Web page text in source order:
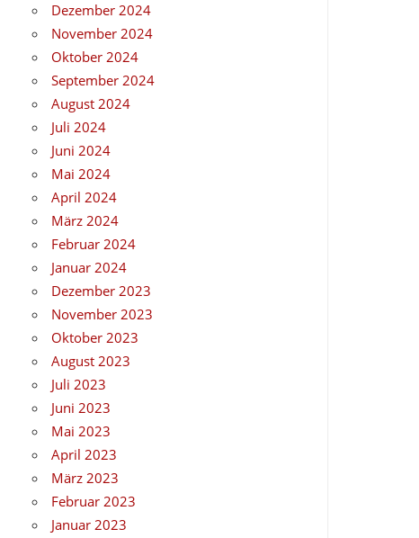
Dezember 2024
November 2024
Oktober 2024
September 2024
August 2024
Juli 2024
Juni 2024
Mai 2024
April 2024
März 2024
Februar 2024
Januar 2024
Dezember 2023
November 2023
Oktober 2023
August 2023
Juli 2023
Juni 2023
Mai 2023
April 2023
März 2023
Februar 2023
Januar 2023